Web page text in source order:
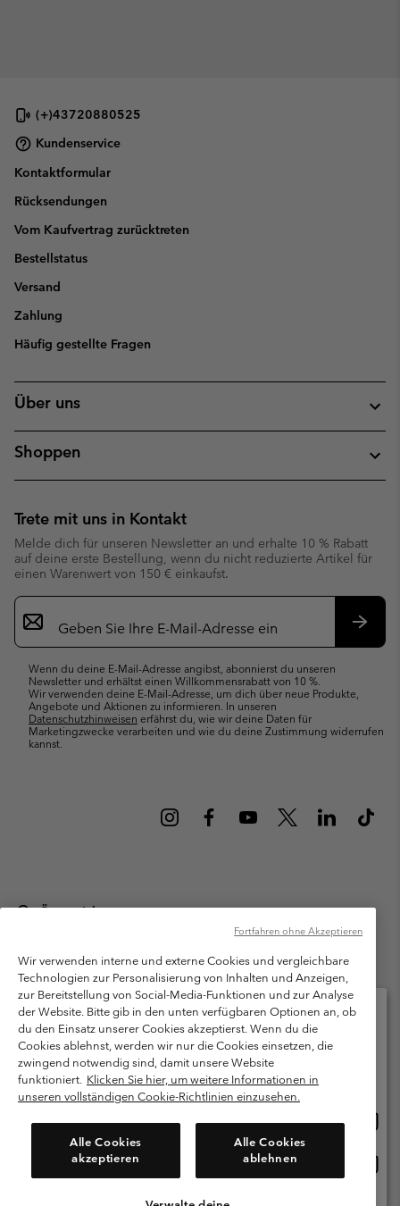
(+)43720880525
Kundenservice
Kontaktformular
Rücksendungen
Vom Kaufvertrag zurücktreten
Bestellstatus
Versand
Zahlung
Häufig gestellte Fragen
Über uns
Shoppen
Trete mit uns in Kontakt
Melde dich für unseren Newsletter an und erhalte 10 % Rabatt
auf deine erste Bestellung, wenn du nicht reduzierte Artikel für
einen Warenwert von 150 € einkaufst.
Newsletter-
Anmeldung
Wenn du deine E-Mail-Adresse angibst, abonnierst du unseren
Newsletter und erhältst einen Willkommensrabatt von 10 %.
Wir verwenden deine E-Mail-Adresse, um dich über neue Produkte,
Angebote und Aktionen zu informieren. In unseren
Datenschutzhinweisen erfährst du, wie wir deine Daten für
Marketingzwecke verarbeiten und wie du deine Zustimmung widerrufen
kannst.
Österreich
Columbia Sportswear Austria GmbH. Moosfeldstraße 1, 5101
Bergheim, Salzburg Österreich. Alle Rechte vorbehalten.
Nutzungsbedingungen
Allgemeine Verkaufsbedingungen
Garantie
Datenschutzerklärung
Bestimmungen und Bedingungen des Mitglieder Programms
Nutzungsbedingungen Für Nutzergenerierte Inhalte
Cookies
Kundenservice: Mo- Fr. 9:00 - 13:00 & 14:00- 18:00 Uhr
(+)43720880525
Wir verwenden interne und externe Cookies und vergleichbare
Technologien zur Personalisierung von Inhalten und Anzeigen,
zur Bereitstellung von Social-Media-Funktionen und zur Analyse
der Website. Bitte gib in den unten verfügbaren Optionen an, ob
du den Einsatz unserer Cookies akzeptierst. Wenn du die
Cookies ablehnst, werden wir nur die Cookies einsetzen, die
zwingend notwendig sind, damit unsere Website
funktioniert. Klicken Sie hier, um weitere Informationen in
unseren vollständigen Cookie-Richtlinien einzusehen.
Alle Cookies
akzeptieren
Alle Cookies
ablehnen
Fortfahren ohne Akzeptieren
Bitte wählen Sie Ihr Lieferland und Ihre Sprache
Online-Einkauf verfügbar
Österreich